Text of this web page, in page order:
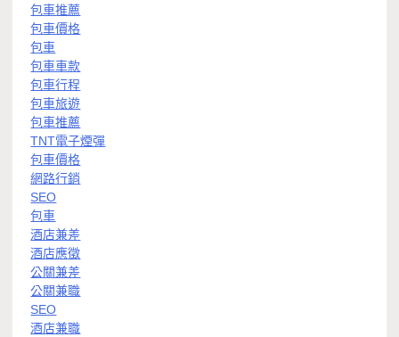
包車推薦
包車價格
包車
包車車款
包車行程
包車旅遊
包車推薦
TNT電子煙彈
包車價格
網路行銷
SEO
包車
酒店兼差
酒店應徵
公關兼差
公關兼職
SEO
酒店兼職